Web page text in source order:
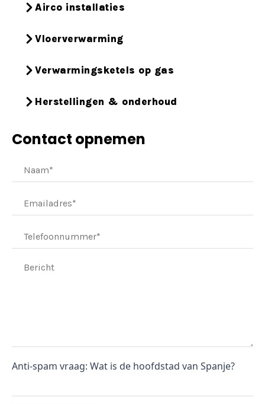
Airco installaties
Vloerverwarming
Verwarmingsketels op gas
Herstellingen & onderhoud
Contact opnemen
Anti-spam vraag: Wat is de hoofdstad van Spanje?